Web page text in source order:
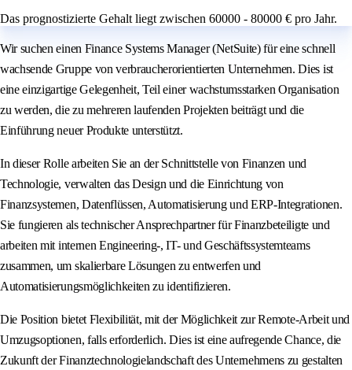
Das prognostizierte Gehalt liegt zwischen 60000 - 80000 € pro Jahr.
Wir suchen einen Finance Systems Manager (NetSuite) für eine schnell
wachsende Gruppe von verbraucherorientierten Unternehmen. Dies ist
eine einzigartige Gelegenheit, Teil einer wachstumsstarken Organisation
zu werden, die zu mehreren laufenden Projekten beiträgt und die
Einführung neuer Produkte unterstützt.
In dieser Rolle arbeiten Sie an der Schnittstelle von Finanzen und
Technologie, verwalten das Design und die Einrichtung von
Finanzsystemen, Datenflüssen, Automatisierung und ERP-Integrationen.
Sie fungieren als technischer Ansprechpartner für Finanzbeteiligte und
arbeiten mit internen Engineering-, IT- und Geschäftssystemteams
zusammen, um skalierbare Lösungen zu entwerfen und
Automatisierungsmöglichkeiten zu identifizieren.
Die Position bietet Flexibilität, mit der Möglichkeit zur Remote-Arbeit und
Umzugsoptionen, falls erforderlich. Dies ist eine aufregende Chance, die
Zukunft der Finanztechnologielandschaft des Unternehmens zu gestalten